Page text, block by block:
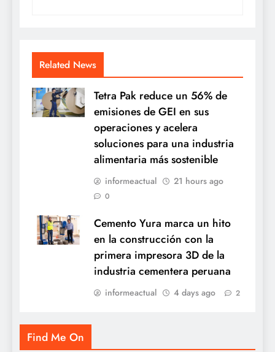
Related News
Tetra Pak reduce un 56% de
emisiones de GEI en sus
operaciones y acelera
soluciones para una industria
alimentaria más sostenible
informeactual 21 hours ago
0
Cemento Yura marca un hito
en la construcción con la
primera impresora 3D de la
industria cementera peruana
informeactual 4 days ago 2
Find Me On